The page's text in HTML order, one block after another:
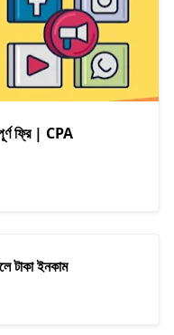
ফ্রি | CPA
টাকা ইনকাম